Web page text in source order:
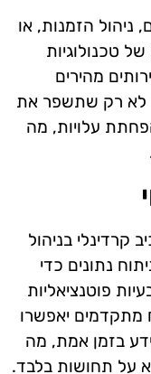
ניהול הזמנות, או
טכנולוגיות
מהירים
לא רק שתשפר את
עלויות, מה
קרדינלי בניהול
נתונים כדי
פוטנציאליות
מתקדמים יאפשרו
בזמן אמת, מה
על תחושות בלבד.